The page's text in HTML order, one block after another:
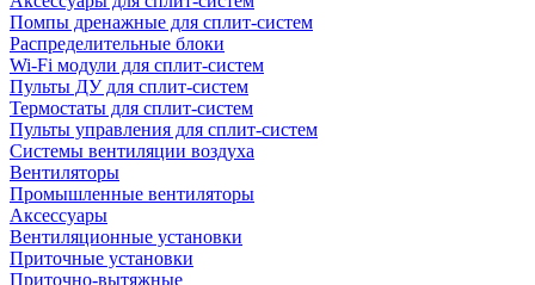
Помпы дренажные для сплит-систем
Распределительные блоки
Wi-Fi модули для сплит-систем
Пульты ДУ для сплит-систем
Термостаты для сплит-систем
Пульты управления для сплит-систем
Системы вентиляции воздуха
Вентиляторы
Промышленные вентиляторы
Аксессуары
Вентиляционные установки
Приточные установки
Приточно-вытяжные